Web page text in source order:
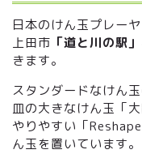
日本のけん玉プレー
上田市 「道と川の駅」
きます。
スタンダードなけん
皿の大きなけん玉「
やりやすい「
ん玉を置いています